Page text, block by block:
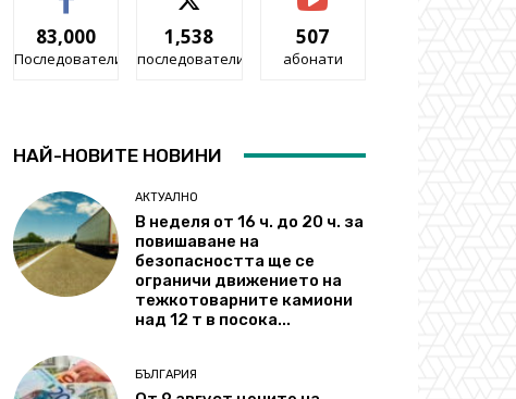
83,000
Последователи
1,538
последователи
507
абонати
НАЙ-НОВИТЕ НОВИНИ
АКТУАЛНО
В неделя от 16 ч. до 20 ч. за
повишаване на
безопасността ще се
ограничи движението на
тежкотоварните камиони
над 12 т в посока...
БЪЛГАРИЯ